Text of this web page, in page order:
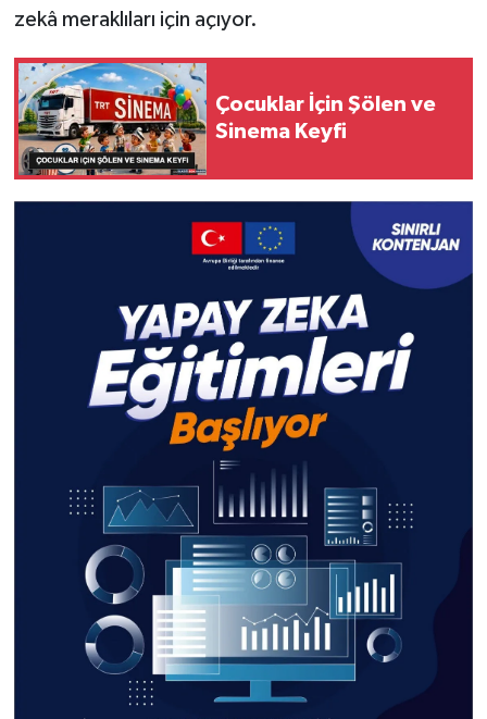
zekâ meraklıları için açıyor.
Çocuklar İçin Şölen ve
Sinema Keyfi